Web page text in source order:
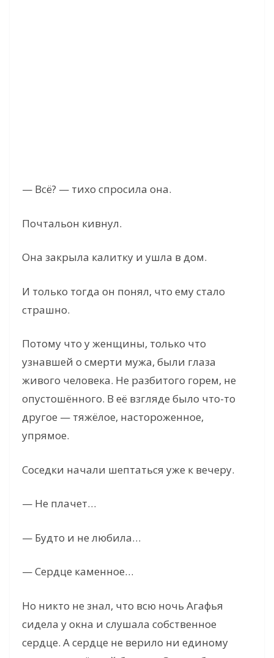
— Всё? — тихо спросила она.
Почтальон кивнул.
Она закрыла калитку и ушла в дом.
И только тогда он понял, что ему стало
страшно.
Потому что у женщины, только что
узнавшей о смерти мужа, были глаза
живого человека. Не разбитого горем, не
опустошённого. В её взгляде было что-то
другое — тяжёлое, настороженное,
упрямое.
Соседки начали шептаться уже к вечеру.
— Не плачет…
— Будто и не любила…
— Сердце каменное…
Но никто не знал, что всю ночь Агафья
сидела у окна и слушала собственное
сердце. А сердце не верило ни единому